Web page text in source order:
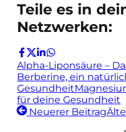
Teile es in
Netzwerken:
Alpha-Liponsäure –
Berberine, ein
Gesundheit
für deine Gesundheit
Neuerer Beitrag